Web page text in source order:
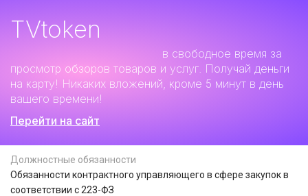
TVtoken
в свободное время за
просмотр обзоров товаров и услуг. Получай деньги
на карту! Никаких вложений, кроме 5 минут в день
вашего времени!
Перейти на сайт
Должностные обязанности
Обязанности контрактного управляющего в сфере закупок в
соответствии с 223-ФЗ